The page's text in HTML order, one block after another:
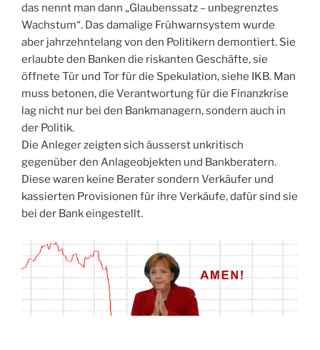
das nennt man dann „Glaubenssatz – unbegrenztes
Wachstum“. Das damalige Frühwarnsystem wurde
aber jahrzehntelang von den Politikern demontiert. Sie
erlaubte den Banken die riskanten Geschäfte, sie
öffnete Tür und Tor für die Spekulation, siehe IKB. Man
muss betonen, die Verantwortung für die Finanzkrise
lag nicht nur bei den Bankmanagern, sondern auch in
der Politik.
Die Anleger zeigten sich äusserst unkritisch
gegenüber den Anlageobjekten und Bankberatern.
Diese waren keine Berater sondern Verkäufer und
kassierten Provisionen für ihre Verkäufe, dafür sind sie
bei der Bank eingestellt.